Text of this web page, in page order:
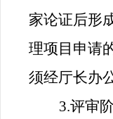
家论证后形
理项目申请
须经厅长办
3.评审